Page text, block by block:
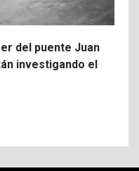
del puente Juan
investigando el